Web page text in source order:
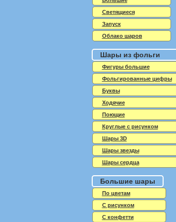
Светящиеся
Запуск
Облако шаров
Шары из фольги
Фигуры большие
Фольгированные цифры
Буквы
Ходячие
Поющие
Круглые с рисунком
Шары 3D
Шары звезды
Шары сердца
Большие шары
По цветам
С рисунком
С конфетти